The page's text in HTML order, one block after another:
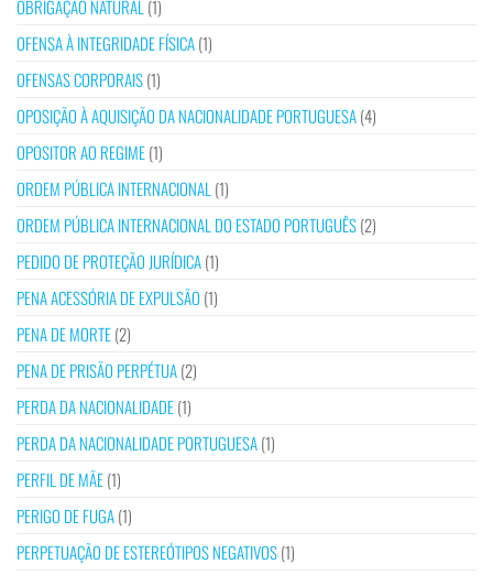
OBRIGAÇÃO NATURAL (1)
OFENSA À INTEGRIDADE FÍSICA(1)
OFENSAS CORPORAIS(1)
OPOSIÇÃO À AQUISIÇÃO DA NACIONALIDADE PORTUGUESA(4)
OPOSITOR AO REGIME(1)
ORDEM PÚBLICA INTERNACIONAL (1)
ORDEM PÚBLICA INTERNACIONAL DO ESTADO PORTUGUÊS(2)
PEDIDO DE PROTEÇÃO JURÍDICA(1)
PENA ACESSÓRIA DE EXPULSÃO (1)
PENA DE MORTE(2)
PENA DE PRISÃO PERPÉTUA(2)
PERDA DA NACIONALIDADE(1)
PERDA DA NACIONALIDADE PORTUGUESA(1)
PERFIL DE MÃE(1)
PERIGO DE FUGA(1)
PERPETUAÇÃO DE ESTEREÓTIPOS NEGATIVOS(1)